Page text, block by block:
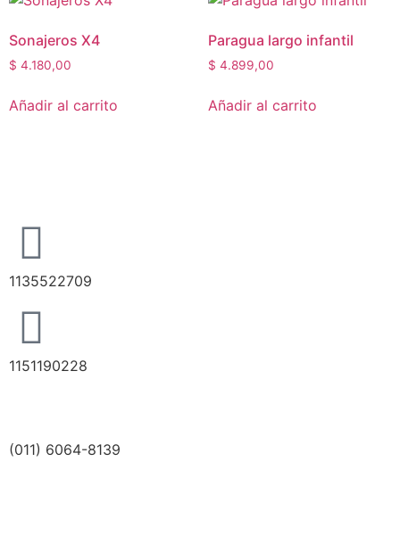
Sonajeros X4
$ 4.180,00
Añadir al carrito
Paragua largo infantil
$ 4.899,00
Añadir al carrito
1135522709
1151190228
(011) 6064-8139